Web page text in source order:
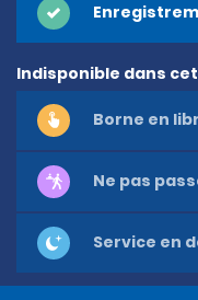
Indisponible dans
Borne en
Ne pas
Service en